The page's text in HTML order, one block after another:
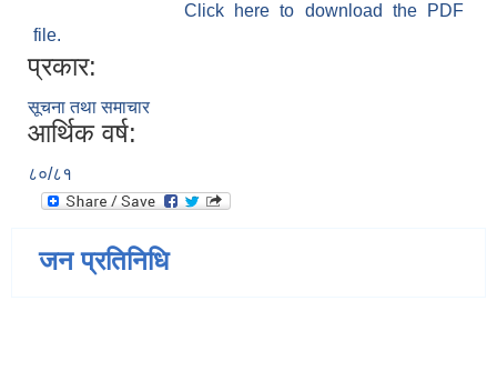
Click here to download the PDF
file.
प्रकार:
सूचना तथा समाचार
आर्थिक वर्ष:
८०/८१
जन प्रतिनिधि